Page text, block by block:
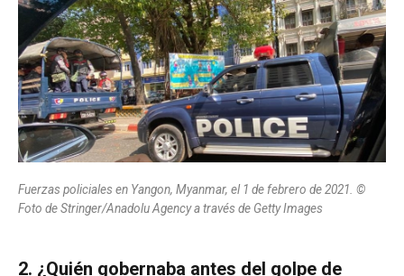
Fuerzas policiales en Yangon, Myanmar, el 1 de febrero de 2021. ©
Foto de Stringer/Anadolu Agency a través de Getty Images
2. ¿Quién gobernaba antes del golpe de